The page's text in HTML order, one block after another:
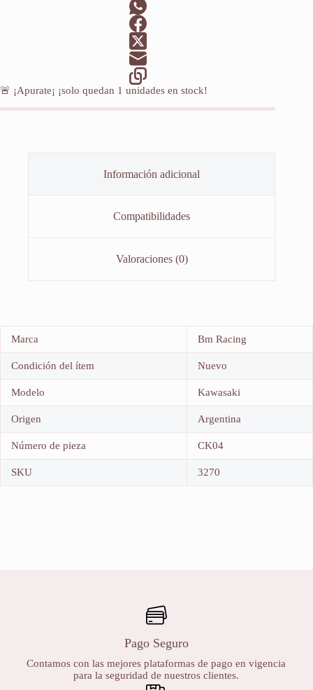
🚨 ¡Apurate¡ ¡solo quedan 1 unidades en stock!
Información adicional
Compatibilidades
Valoraciones (0)
Marca Bm Racing
Condición del ítem Nuevo
Modelo Kawasaki
Origen Argentina
Número de pieza CK04
SKU 3270
Pago Seguro
Contamos con las mejores plataformas de pago en vigencia
para la seguridad de nuestros clientes.